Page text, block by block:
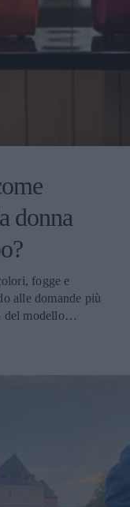
donna
fogge e
alle domande più
del modello